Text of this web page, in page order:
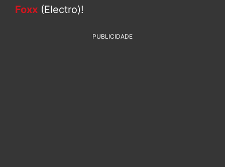
Foxx (Electro)!
PUBLICIDADE